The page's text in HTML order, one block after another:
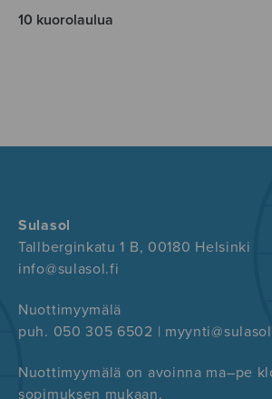
10 kuorolaulua
Sulasol
Tallberginkatu 1 B, 00180 Helsinki
info@sulasol.fi
Nuottimyymälä
puh. 050 305 6502 |
Nuottimyymälä on avoinna ma–pe
sopimuksen mukaan.